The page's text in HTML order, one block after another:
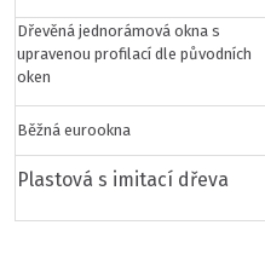
Dřevěná jednorámová okna s
upravenou profilací dle původních
oken
Běžná eurookna
Plastová s imitací dřeva